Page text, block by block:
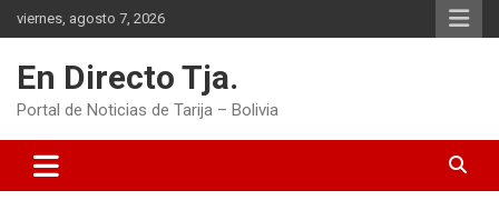
Saltar
al
viernes, agosto 7, 2026
En Directo Tja.
Portal de Noticias de Tarija – Bolivia